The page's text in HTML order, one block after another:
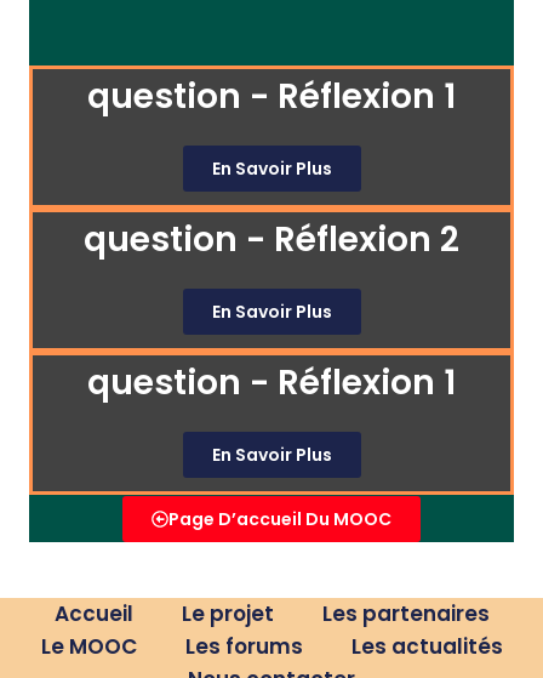
question - Réflexion 1
En Savoir Plus
question - Réflexion 2
En Savoir Plus
question - Réflexion 1
En Savoir Plus
Page D’accueil Du MOOC
Accueil Le projet
Les partenaires
Le MOOC
Les forums
Les actualités